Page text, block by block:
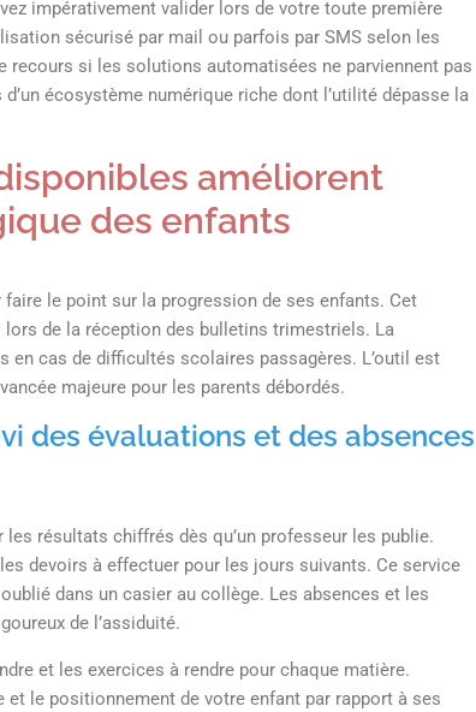
impérativement valider lors de votre toute première
sécurisé par mail ou parfois par SMS selon les
recours si les solutions automatisées ne parviennent pas
écosystème numérique riche dont l’utilité dépasse la
améliorent
des enfants
le point sur la progression de ses enfants. Cet
de la réception des bulletins trimestriels. La
en cas de difficultés scolaires passagères. L’outil est
majeure pour les parents débordés.
des évaluations et des absences
les résultats chiffrés dès qu’un professeur les publie.
devoirs à effectuer pour les jours suivants. Ce service
dans un casier au collège. Les absences et les
de l’assiduité.
et les exercices à rendre pour chaque matière.
le positionnement de votre enfant par rapport à ses